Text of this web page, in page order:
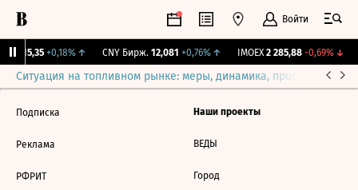
Войти
115,35 +0,18%↑ CNY Бирж. 12,081 +0,76%↑ IMOEX 2 285,88 -0,69%↓
Ситуация на топливном рынке: меры, динамика, прогнозы
Подписка
Реклама
РФРИТ
Наши проекты
ВЕДЫ
Город